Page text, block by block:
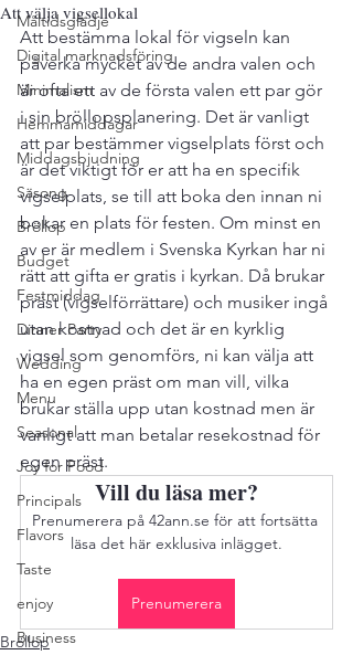
Måltidsglädje
Digital marknadsföring
Minimalism
Hemmamiddagar
Middagsbjudning
Säsong
Bröllop
Budget
Festmiddag
Dinner Party
Wedding
Menu
Seasonal
Joy for Food
Principals
Flavors
Taste
enjoy
Business
Att välja vigsellokal
Att bestämma lokal för vigseln kan
påverka mycket av de andra valen och
är ofta ett av de första valen ett par gör
i sin bröllopsplanering. Det är vanligt
att par bestämmer vigselplats först och
är det viktigt för er att ha en specifik
vigselplats, se till att boka den innan ni
bokar en plats för festen. Om minst en
av er är medlem i Svenska Kyrkan har ni
rätt att gifta er gratis i kyrkan. Då brukar
präst (vigselförrättare) och musiker ingå
utan kostnad och det är en kyrklig
vigsel som genomförs, ni kan välja att
ha en egen präst om man vill, vilka
brukar ställa upp utan kostnad men är
vanligt att man betalar resekostnad för
egen präst.
Vill du läsa mer?
Prenumerera på 42ann.se för att fortsätta
läsa det här exklusiva inlägget.
Prenumerera
Bröllop